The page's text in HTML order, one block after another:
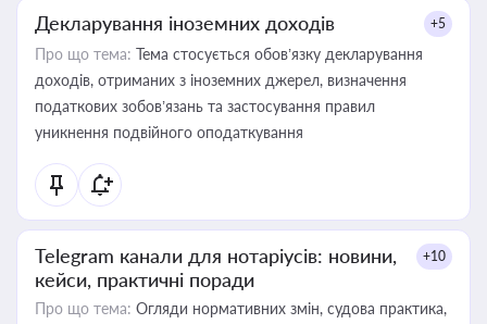
Декларування іноземних доходів +5
Про що тема: Тема стосується обов’язку декларування
доходів, отриманих з іноземних джерел, визначення
податкових зобов’язань та застосування правил
уникнення подвійного оподаткування
Telegram канали для нотаріусів: новини,
кейси, практичні поради
+10
Про що тема: Огляди нормативних змін, судова практика,